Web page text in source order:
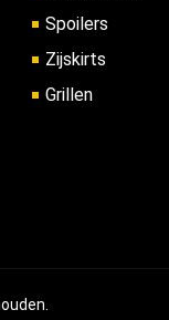
Spoilers
Zijskirts
Grillen